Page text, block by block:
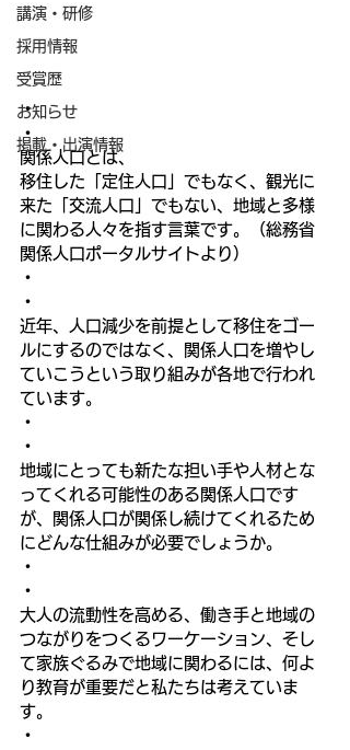
講演・研修
採用情報
受賞歴
お知らせ
掲載・出演情報
・
・
関係人口とは、
移住した「定住人口」でもなく、観光に
来た「交流人口」でもない、地域と多様
に関わる人々を指す言葉です。（総務省
関係人口ポータルサイトより）
・
・
近年、人口減少を前提として移住をゴー
ルにするのではなく、関係人口を増やし
ていこうという取り組みが各地で行われ
ています。
・
・
地域にとっても新たな担い手や人材とな
ってくれる可能性のある関係人口です
が、関係人口が関係し続けてくれるため
にどんな仕組みが必要でしょうか。
・
・
大人の流動性を高める、働き手と地域の
つながりをつくるワーケーション、そし
て家族ぐるみで地域に関わるには、何よ
り教育が重要だと私たちは考えていま
す。
・